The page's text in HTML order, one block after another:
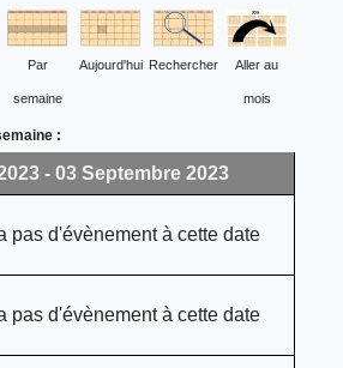
Par
semaine
Aujourd'hui Rechercher Aller au
mois
:
- 03 Septembre 2023
a pas d'évènement à cette date
a pas d'évènement à cette date